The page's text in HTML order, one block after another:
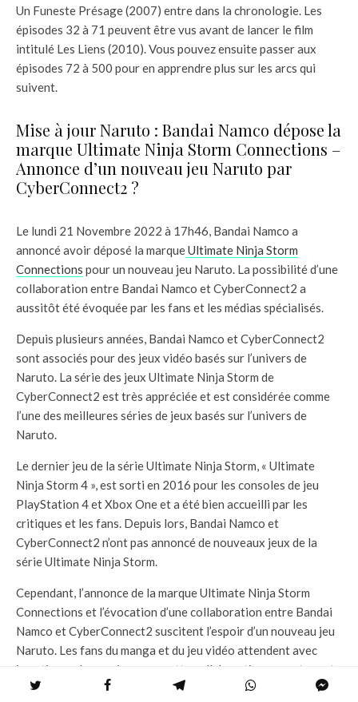
Un Funeste Présage (2007) entre dans la chronologie. Les
épisodes 32 à 71 peuvent être vus avant de lancer le film
intitulé Les Liens (2010). Vous pouvez ensuite passer aux
épisodes 72 à 500 pour en apprendre plus sur les arcs qui
suivent.
Mise à jour Naruto : Bandai Namco dépose la
marque Ultimate Ninja Storm Connections –
Annonce d’un nouveau jeu Naruto par
CyberConnect2 ?
Le lundi 21 Novembre 2022 à 17h46, Bandai Namco a
annoncé avoir déposé la marqueUltimate Ninja Storm
Connections pour un nouveau jeu Naruto. La possibilité d’une
collaboration entre Bandai Namco et CyberConnect2 a
aussitôt été évoquée par les fans et les médias spécialisés.
Depuis plusieurs années, Bandai Namco et CyberConnect2
sont associés pour des jeux vidéo basés sur l’univers de
Naruto. La série des jeux Ultimate Ninja Storm de
CyberConnect2 est très appréciée et est considérée comme
l’une des meilleures séries de jeux basés sur l’univers de
Naruto.
Le dernier jeu de la série Ultimate Ninja Storm, « Ultimate
Ninja Storm 4 », est sorti en 2016 pour les consoles de jeu
PlayStation 4 et Xbox One et a été bien accueilli par les
critiques et les fans. Depuis lors, Bandai Namco et
CyberConnect2 n’ont pas annoncé de nouveaux jeux de la
série Ultimate Ninja Storm.
Cependant, l’annonce de la marque Ultimate Ninja Storm
Connections et l’évocation d’une collaboration entre Bandai
Namco et CyberConnect2 suscitent l’espoir d’un nouveau jeu
Naruto. Les fans du manga et du jeu vidéo attendent avec
impatience de savoir ce que cette collaboration apportera et
de connaître les détails du nouveau jeu.